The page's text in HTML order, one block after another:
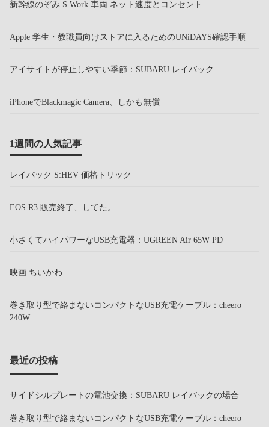
新幹線のぞみ S Work 車両 ネット速度とコンセント
Apple 学生・教職員向けストアに入るためのUNiDAYS確認手順
アイサイトが停止しやすい季節：SUBARU レイバック
iPhoneでBlackmagic Camera、しかも無償
1週間の人気記事
レイバック S:HEV 価格トリック
EOS R3 販売終了、してた。
小さくてハイパワーなUSB充電器：UGREEN Air 65W PD
映画 ちいかわ
巻き取り型で絡まないコンパクトなUSB充電ケーブル：cheero
240W
最近の投稿
サイドシルプレートの電池交換：SUBARU レイバックの場合
巻き取り型で絡まないコンパクトなUSB充電ケーブル：cheero